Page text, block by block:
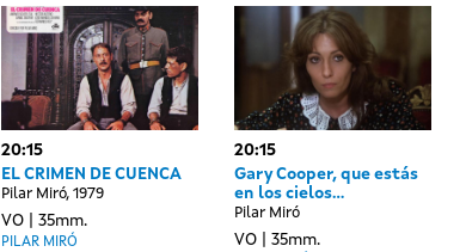
20:15
EL CRIMEN DE CUENCA
Pilar Miró, 1979
VO 35mm.
PILAR MIRÓ
20:15
Gary Cooper, que estás
en los cielos...
Pilar Miró
VO 35mm.